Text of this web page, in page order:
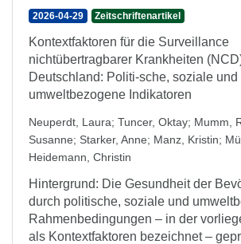
2026-04-29 Zeitschriftenartikel
Kontextfaktoren für die Surveillance
nichtübertragbarer Krankheiten
Deutschland: Politi-sche, soziale und
umweltbezogene Indikatoren
Neuperdt, Laura; Tuncer, Oktay; Mumm,
Susanne; Starker, Anne; Manz, Kristin;
Heidemann, Christin
Hintergrund: Die Gesundheit der
durch politische, soziale und
Rahmenbedingungen – in der
als Kontextfaktoren bezeichnet –